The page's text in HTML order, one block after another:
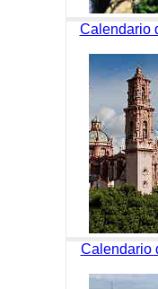
Calendario
Calendario